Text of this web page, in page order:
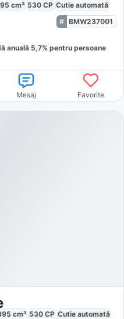
cm³ 530 CP Cutie automată
BMW237001
anuală 5,7% pentru persoane
Mesaj Favorite
cm³ 530 CP Cutie automată